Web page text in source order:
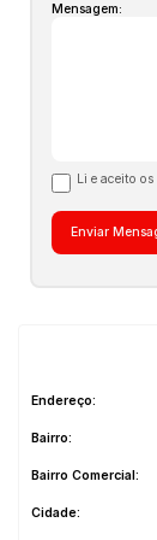
Mensagem:
Li e aceito os
Endereço:
Bairro:
Bairro Comercial:
Cidade: